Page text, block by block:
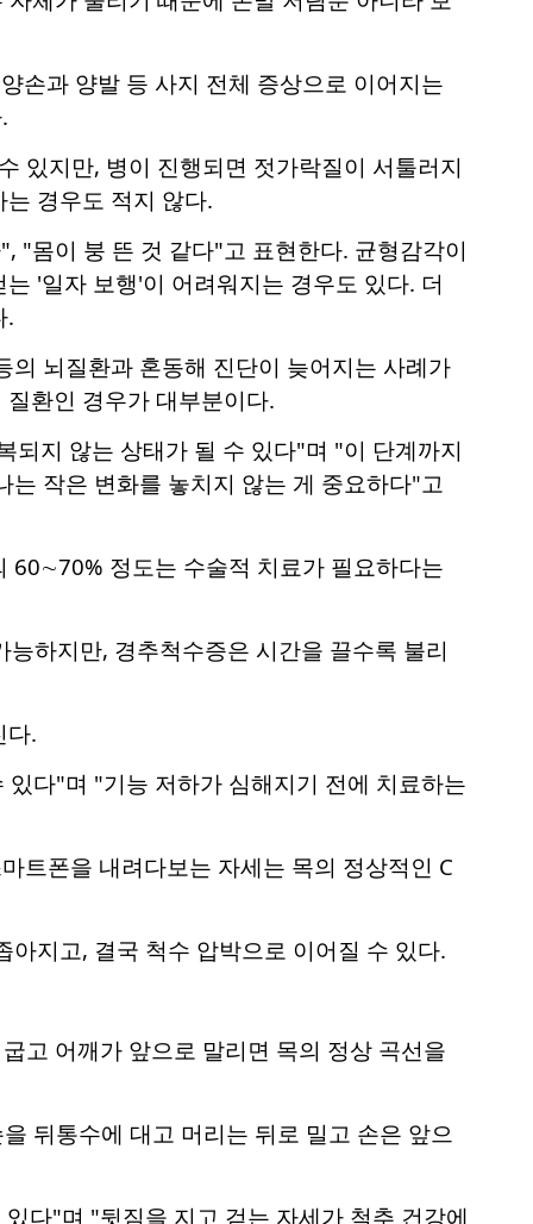
손과 양발 등 사지 전체 증상으로 이어지는
있지만, 병이 진행되면 젓가락질이 서툴러지
경우도 적지 않다.
"몸이 붕 뜬 것 같다"고 표현한다. 균형감각이
'일자 보행'이 어려워지는 경우도 있다. 더
.
뇌질환과 혼동해 진단이 늦어지는 사례가
환인 경우가 대부분이다.
되지 않는 상태가 될 수 있다"며 "이 단계까지
작은 변화를 놓치지 않는 게 중요하다"고
60∼70% 정도는 수술적 치료가 필요하다는
하지만, 경추척수증은 시간을 끌수록 불리
다.
다"며 "기능 저하가 심해지기 전에 치료하는
트폰을 내려다보는 자세는 목의 정상적인 C
지고, 결국 척수 압박으로 이어질 수 있다.
고 어깨가 앞으로 말리면 목의 정상 곡선을
뒤통수에 대고 머리는 뒤로 밀고 손은 앞으
다"며 "뒷짐을 지고 걷는 자세가 척추 건강에